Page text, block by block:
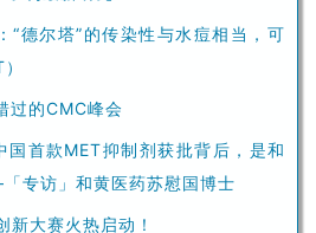
新大赛火热启动！
，殊途同归
你怎么了？
仍少年！